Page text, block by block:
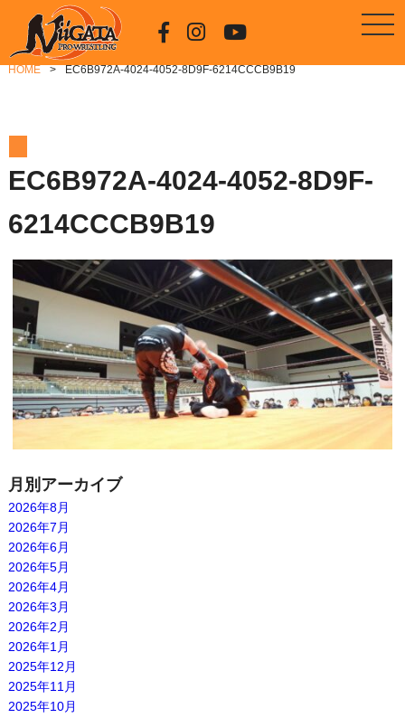
HOME EC6B972A-4024-4052-8D9F-6214CCCB9B19
EC6B972A-4024-4052-8D9F-
6214CCCB9B19
月別アーカイブ
2026年8月
2026年7月
2026年6月
2026年5月
2026年4月
2026年3月
2026年2月
2026年1月
2025年12月
2025年11月
2025年10月